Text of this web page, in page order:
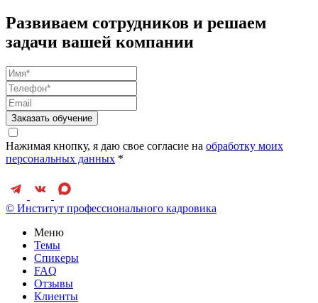
Развиваем сотрудников и решаем
задачи вашей компании
Заказать обучение
Нажимая кнопку, я даю свое согласие на обработку моих
персональных данных *
© Институт профессионального кадровика
Меню
Темы
Спикеры
FAQ
Отзывы
Клиенты